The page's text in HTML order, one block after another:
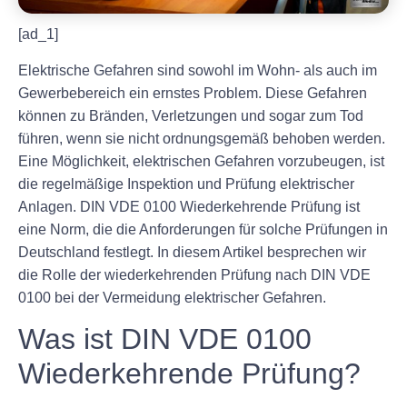
[ad_1]
Elektrische Gefahren sind sowohl im Wohn- als auch im
Gewerbebereich ein ernstes Problem. Diese Gefahren
können zu Bränden, Verletzungen und sogar zum Tod
führen, wenn sie nicht ordnungsgemäß behoben werden.
Eine Möglichkeit, elektrischen Gefahren vorzubeugen, ist
die regelmäßige Inspektion und Prüfung elektrischer
Anlagen. DIN VDE 0100 Wiederkehrende Prüfung ist
eine Norm, die die Anforderungen für solche Prüfungen in
Deutschland festlegt. In diesem Artikel besprechen wir
die Rolle der wiederkehrenden Prüfung nach DIN VDE
0100 bei der Vermeidung elektrischer Gefahren.
Was ist DIN VDE 0100
Wiederkehrende Prüfung?